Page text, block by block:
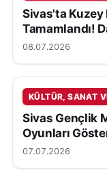
Sivas'ta
Tamamlandı!
08.07.2026
KÜLTÜR, SANAT
Sivas Gençlik
Oyunları
07.07.2026